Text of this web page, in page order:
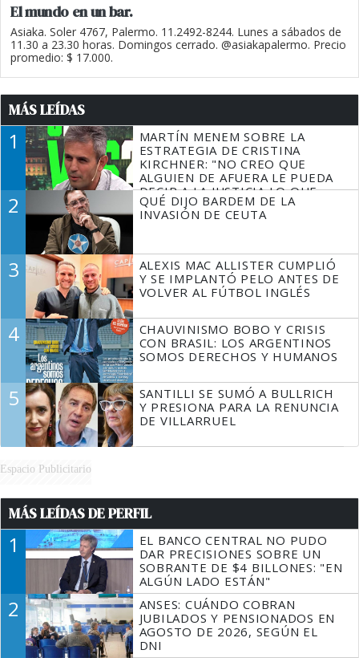
El mundo en un bar.
Asiaka. Soler 4767, Palermo. 11.2492-8244. Lunes a sábados de
11.30 a 23.30 horas. Domingos cerrado. @asiakapalermo. Precio
promedio: $ 17.000.
MÁS LEÍDAS
1
MARTÍN MENEM SOBRE LA
ESTRATEGIA DE CRISTINA
KIRCHNER: "NO CREO QUE
ALGUIEN DE AFUERA LE PUEDA
DECIR A LA JUSTICIA LO QUE
TIENE QUE HACER"
2
QUÉ DIJO BARDEM DE LA
INVASIÓN DE CEUTA
3
ALEXIS MAC ALLISTER CUMPLIÓ
Y SE IMPLANTÓ PELO ANTES DE
VOLVER AL FÚTBOL INGLÉS
4
CHAUVINISMO BOBO Y CRISIS
CON BRASIL: LOS ARGENTINOS
SOMOS DERECHOS Y HUMANOS
5
SANTILLI SE SUMÓ A BULLRICH
Y PRESIONA PARA LA RENUNCIA
DE VILLARRUEL
Espacio Publicitario
MÁS LEÍDAS DE PERFIL
1
EL BANCO CENTRAL NO PUDO
DAR PRECISIONES SOBRE UN
SOBRANTE DE $4 BILLONES: "EN
ALGÚN LADO ESTÁN"
2
ANSES: CUÁNDO COBRAN
JUBILADOS Y PENSIONADOS EN
AGOSTO DE 2026, SEGÚN EL
DNI